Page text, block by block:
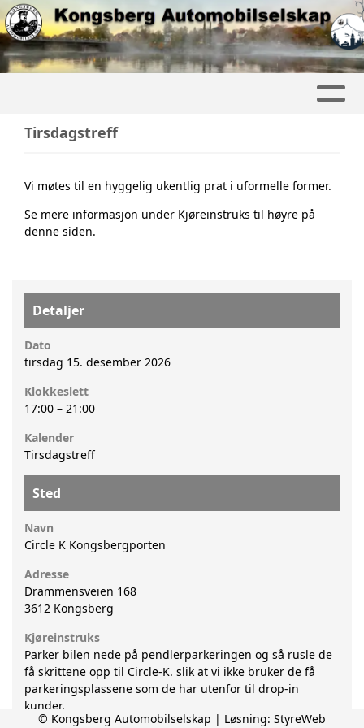
Tirsdagstreff
Vi møtes til en hyggelig ukentlig prat i uformelle former.
Se mere informasjon under Kjøreinstruks til høyre på
denne siden.
Detaljer
Dato
tirsdag 15. desember 2026
Klokkeslett
17:00 – 21:00
Kalender
Tirsdagstreff
Sted
Navn
Circle K Kongsbergporten
Adresse
Drammensveien 168
3612 Kongsberg
Kjøreinstruks
Parker bilen nede på pendlerparkeringen og så rusle de
få skrittene opp til Circle-K. slik at vi ikke bruker de få
parkeringsplassene som de har utenfor til drop-in
kunder.
© Kongsberg Automobilselskap | Løsning: StyreWeb